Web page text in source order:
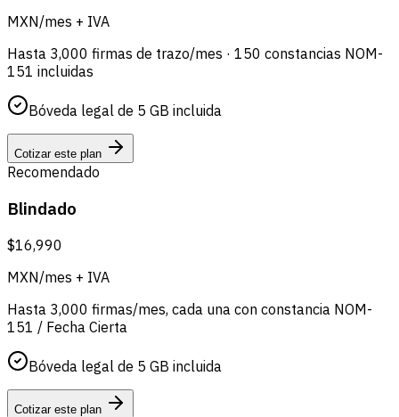
MXN/mes + IVA
Hasta 3,000 firmas de trazo/mes · 150 constancias NOM-
151 incluidas
Bóveda legal de 5 GB incluida
Cotizar este plan
Recomendado
Blindado
$16,990
MXN/mes + IVA
Hasta 3,000 firmas/mes, cada una con constancia NOM-
151 / Fecha Cierta
Bóveda legal de 5 GB incluida
Cotizar este plan